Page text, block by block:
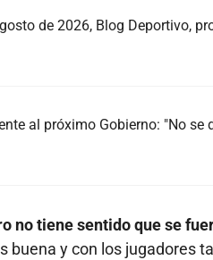
de 2026, Blog Deportivo,
al próximo Gobierno: "No se
no tiene sentido que se
y con los jugadores